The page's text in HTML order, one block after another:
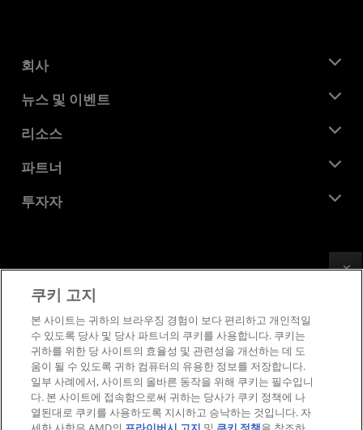
회사
AMD 소개
기업의 사회적 책임
채용
문의하기
뉴스 및 이벤트
뉴스룸
미디어 라이브러리
리소스
개발자 센트럴
사례 연구
파트너
AMD 파트너 허브
투자자
이사위원회
거버넌스 문서
SEC 신고서
상표
공급망 투명성
공정 및 공개 경쟁
영국 세금 전략
쿠키 정책
쿠키 설정
쿠키 고지
본 사이트는 귀하의 브라우징 경험이 보다 편리하고 개인적일
수 있도록 당사 및 당사 파트너의 쿠키를 사용합니다. 쿠키는
귀하를 위한 당 사이트의 효율성 및 관련성을 개선하는 데 도
움이 될 수 있도록 귀하 컴퓨터의 유용한 정보를 저장합니다.
일부 사례에서, 사이트의 올바른 동작을 위해 쿠키는 필수입니
다. 본 사이트에 접속함으로써 귀하는 당사가 쿠키 정책에 나
열된대로 쿠키를 사용하도록 지시하고 승낙하는 것입니다. 자